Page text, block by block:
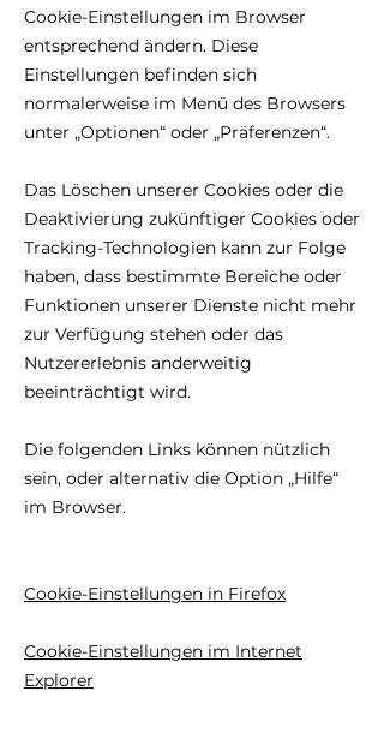
Cookie-Einstellungen im Browser
entsprechend ändern. Diese
Einstellungen befinden sich
normalerweise im Menü des Browsers
unter „Optionen“ oder „Präferenzen“.
Das Löschen unserer Cookies oder die
Deaktivierung zukünftiger Cookies oder
Tracking-Technologien kann zur Folge
haben, dass bestimmte Bereiche oder
Funktionen unserer Dienste nicht mehr
zur Verfügung stehen oder das
Nutzererlebnis anderweitig
beeinträchtigt wird.
Die folgenden Links können nützlich
sein, oder alternativ die Option „Hilfe“
im Browser.
Cookie-Einstellungen in Firefox
Cookie-Einstellungen im Internet
Explorer